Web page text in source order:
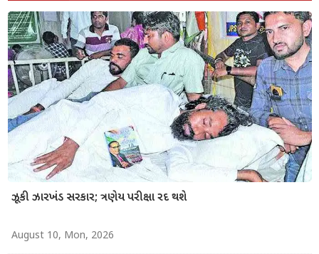
ઝૂકી ઝારખંડ સરકાર; ત્રણેય પરીક્ષા રદ થશે
August 10, Mon, 2026